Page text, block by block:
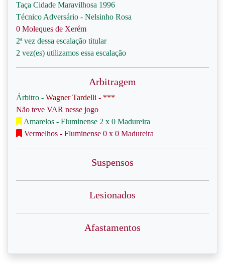
Taça Cidade Maravilhosa 1996
Técnico Adversário - Nelsinho Rosa
0 Moleques de Xerém
2ª vez dessa escalação titular
2 vez(es) utilizamos essa escalação
Arbitragem
Árbitro - Wagner Tardelli - ***
Não teve VAR nesse jogo
Amarelos - Fluminense 2 x 0 Madureira
Vermelhos - Fluminense 0 x 0 Madureira
Suspensos
Lesionados
Afastamentos